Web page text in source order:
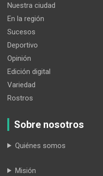
Nuestra ciudad
En la región
Sucesos
Deportivo
Opinión
Edición digital
Variedad
Rostros
Sobre nosotros
Quiénes somos
Misión